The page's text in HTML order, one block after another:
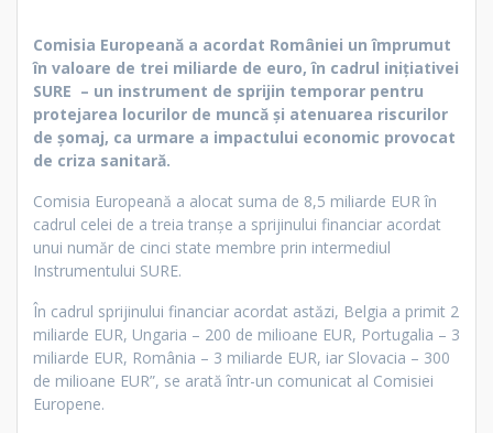
Comisia Europeană a acordat României un împrumut
în valoare de trei miliarde de euro, în cadrul inițiativei
SURE – un instrument de sprijin temporar pentru
protejarea locurilor de muncă şi atenuarea riscurilor
de şomaj, ca urmare a impactului economic provocat
de criza sanitară.
Comisia Europeană a alocat suma de 8,5 miliarde EUR în
cadrul celei de a treia tranșe a sprijinului financiar acordat
unui număr de cinci state membre prin intermediul
Instrumentului SURE.
În cadrul sprijinului financiar acordat astăzi, Belgia a primit 2
miliarde EUR, Ungaria – 200 de milioane EUR, Portugalia – 3
miliarde EUR, România – 3 miliarde EUR, iar Slovacia – 300
de milioane EUR”, se arată într-un comunicat al Comisiei
Europene.